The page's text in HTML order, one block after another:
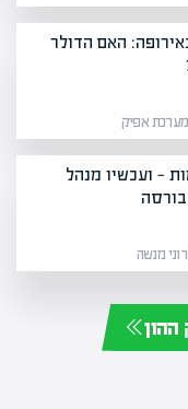
האם הדולר
— ועכשיו מנהל